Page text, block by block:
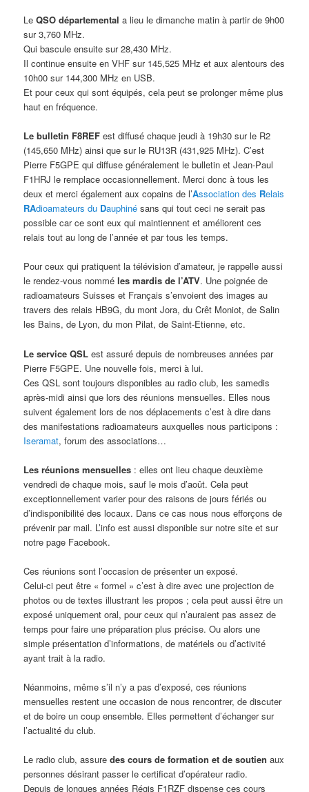
LeQSO départemental a lieu le dimanche matin à partir de 9h00
sur 3,760 MHz.
Qui bascule ensuite sur 28,430 MHz.
Il continue ensuite en VHF sur 145,525 MHz et aux alentours des
10h00 sur 144,300 MHz en USB.
Et pour ceux qui sont équipés, cela peut se prolonger même plus
haut en fréquence.
Le bulletin F8REF est diffusé chaque jeudi à 19h30 sur le R2
(145,650 MHz) ainsi que sur le RU13R (431,925 MHz). C’est
Pierre F5GPE qui diffuse généralement le bulletin et Jean-Paul
F1HRJ le remplace occasionnellement. Merci donc à tous les
deux et merci également aux copains de l’Association des Relais
RAdioamateurs du Dauphiné sans qui tout ceci ne serait pas
possible car ce sont eux qui maintiennent et améliorent ces
relais tout au long de l’année et par tous les temps.
Pour ceux qui pratiquent la télévision d’amateur, je rappelle aussi
le rendez-vous nomméles mardisde l’ATV. Une poignée de
radioamateurs Suisses et Français s’envoient des images au
travers des relais HB9G, du mont Jora, du Crêt Moniot, de Salin
les Bains, de Lyon, du mon Pilat, de Saint-Etienne, etc.
Le service QSL est assuré depuis de nombreuses années par
Pierre F5GPE. Une nouvelle fois, merci à lui.
Ces QSL sont toujours disponibles au radio club, les samedis
après-midi ainsi que lors des réunions mensuelles. Elles nous
suivent également lors de nos déplacements c’est à dire dans
des manifestations radioamateurs auxquelles nous participons :
Iseramat, forum des associations…
Les réunions mensuelles : elles ont lieu chaque deuxième
vendredi de chaque mois, sauf le mois d’août. Cela peut
exceptionnellement varier pour des raisons de jours fériés ou
d’indisponibilité des locaux. Dans ce cas nous nous efforçons de
prévenir par mail. L’info est aussi disponible sur notre site et sur
notre page Facebook.
Ces réunions sont l’occasion de présenter un exposé.
Celui-ci peut être « formel » c’est à dire avec une projection de
photos ou de textes illustrant les propos ; cela peut aussi être un
exposé uniquement oral, pour ceux qui n’auraient pas assez de
temps pour faire une préparation plus précise. Ou alors une
simple présentation d’informations, de matériels ou d’activité
ayant trait à la radio.
Néanmoins, même s’il n’y a pas d’exposé, ces réunions
mensuelles restent une occasion de nous rencontrer, de discuter
et de boire un coup ensemble. Elles permettent d’échanger sur
l’actualité du club.
Le radio club, assuredes cours de formation et de soutien aux
personnes désirant passer le certificat d’opérateur radio.
Depuis de longues années Régis F1RZF dispense ces cours